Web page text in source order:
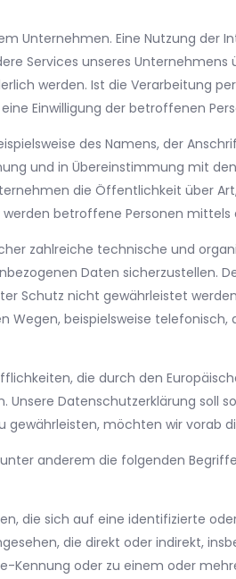
Unternehmen. Eine Nutzung
Services unseres
werden. Ist die Verarbeitung
Einwilligung der betroffenen
des Namens, der
und in Übereinstimmung mit
die Öffentlichkeit über
betroffene Personen
zahlreiche technische und
Daten sicherzustellen.
Schutz nicht gewährleistet
beispielsweise telefonisch,
die durch den
Unsere Datenschutzerklärung
gewährleisten, möchten wir vorab
anderem die folgenden
die sich auf eine identifizierte
die direkt oder indirekt,
Kennung oder zu einem oder